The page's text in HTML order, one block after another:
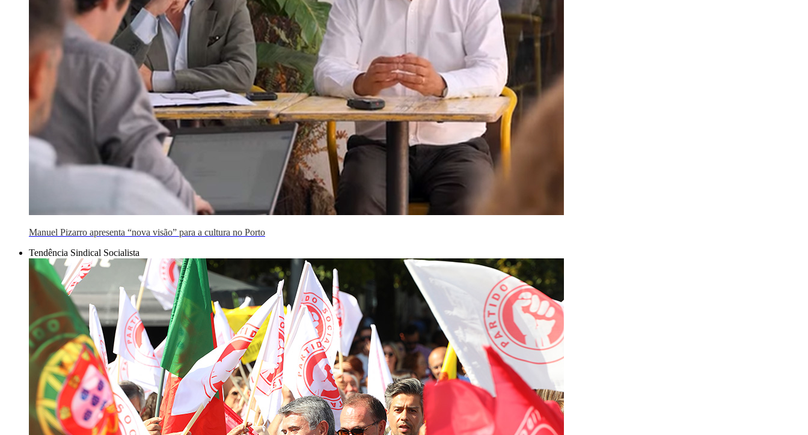
Manuel Pizarro apresenta “nova visão” para a cultura no Porto
Tendência Sindical Socialista